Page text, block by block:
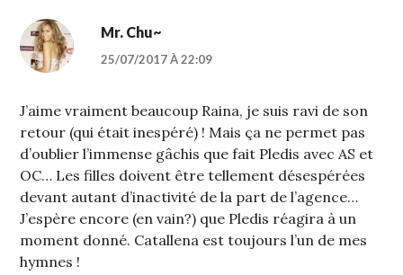
Mr. Chu~
25/07/2017 À 22:09
J’aime vraiment beaucoup Raina, je suis ravi de son
retour (qui était inespéré) ! Mais ça ne permet pas
d’oublier l’immense gâchis que fait Pledis avec AS et
OC… Les filles doivent être tellement désespérées
devant autant d’inactivité de la part de l’agence…
J’espère encore (en vain?) que Pledis réagira à un
moment donné. Catallena est toujours l’un de mes
hymnes !